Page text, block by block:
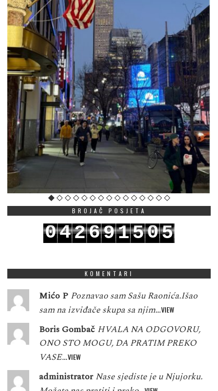
BROJAČ POSJETA
042691505
KOMENTARI
Mićo P Poznavao sam Sašu Raonića.Išao
sam na izviđače skupa sa njim…VIEW
Boris Gombač HVALA NA ODGOVORU,
ONO STO MOGU, DA PRATIM PREKO
VASE…VIEW
administrator Nase sjediste je u Njujorku.